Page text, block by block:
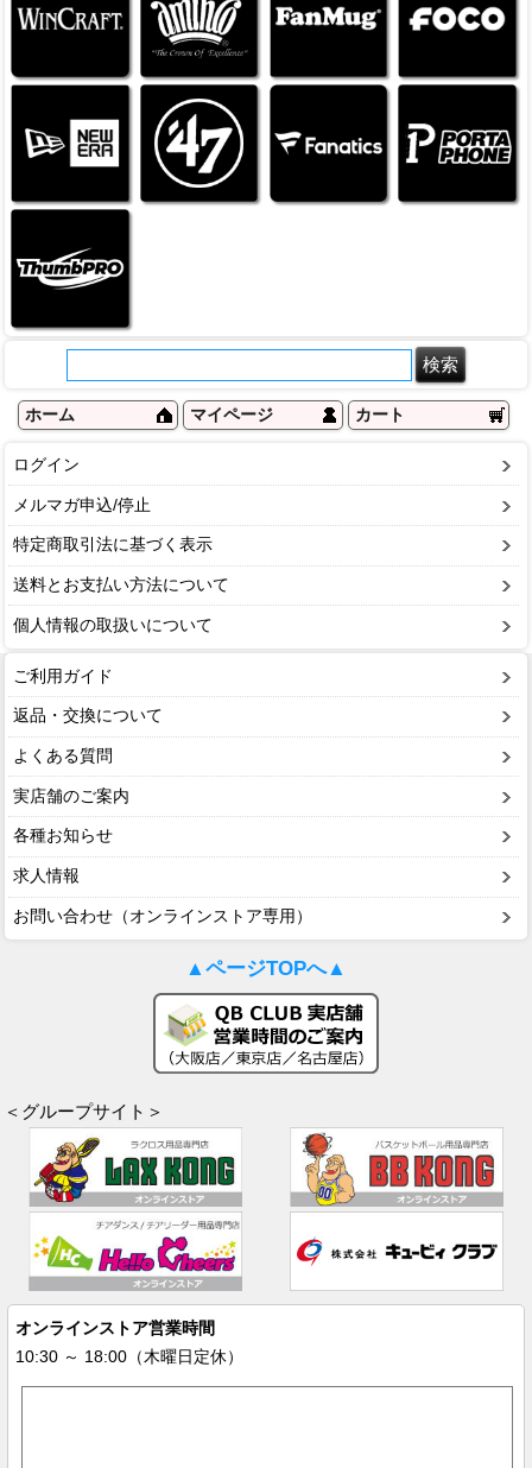
ホーム マイページ カート
ログイン
メルマガ申込/停止
特定商取引法に基づく表示
送料とお支払い方法について
個人情報の取扱いについて
ご利用ガイド
返品・交換について
よくある質問
実店舗のご案内
各種お知らせ
求人情報
お問い合わせ（オンラインストア専用）
▲ページTOPへ▲
＜グループサイト＞
オンラインストア営業時間
10:30 ～ 18:00（木曜日定休）